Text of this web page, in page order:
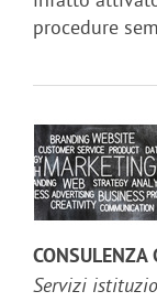
procedure
CONSULENZA
Servizi